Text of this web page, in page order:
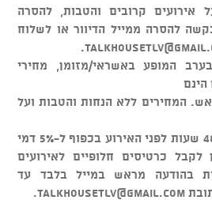
אירועים קרובים והטבות, להסרה
להסרה ממייל הדיוור או לשלוח
.
המופע באשראי/מזומן, מחירי
המחירים ללא הנחות והטבות ועל
ניתן לבטל כרטיסים עד 48 שעות לפני האירוע בכפוף ל-5% דמי
לקבל כרטיסים חלופיים לאירועים
בהודעה מראש במייל בלבד עד
talkhousetlv@gmail.com
.